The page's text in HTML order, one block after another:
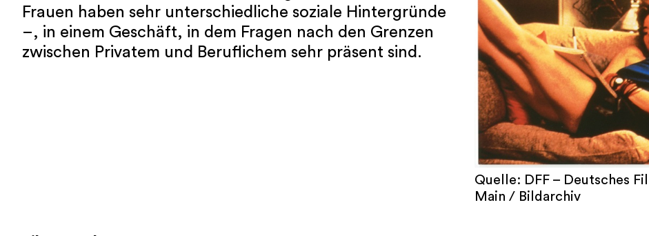
Frauen haben sehr unterschiedliche soziale Hintergründe
–, in einem Geschäft, in dem Fragen nach den Grenzen
zwischen Privatem und Beruflichem sehr präsent sind.
Quelle: DFF – Deutsches
Main / Bildarchiv